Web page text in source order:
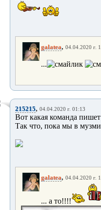
galatea, 04.04.2020 г.
...
215215, 04.04.2020 г. 01:13
Вот какая команда
Так что, пока мы в
galatea, 04.04.2020 г.
... а то!!!!